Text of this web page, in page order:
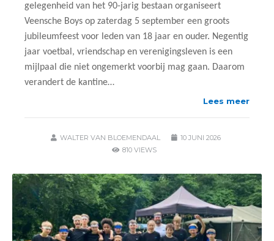
gelegenheid van het 90-jarig bestaan organiseert
Veensche Boys op zaterdag 5 september een groots
jubileumfeest voor leden van 18 jaar en ouder. Negentig
jaar voetbal, vriendschap en verenigingsleven is een
mijlpaal die niet ongemerkt voorbij mag gaan. Daarom
verandert de kantine…
Lees meer
WALTER VAN BLOEMENDAAL
10 JUNI 2026
810 VIEWS